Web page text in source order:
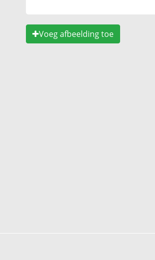
Voeg afbeelding toe